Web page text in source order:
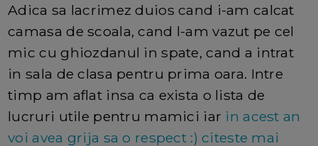
Adica sa lacrimez duios cand i-am calcat
camasa de scoala, cand l-am vazut pe cel
mic cu ghiozdanul in spate, cand a intrat
in sala de clasa pentru prima oara. Intre
timp am aflat insa ca exista o lista de
lucruri utile pentru mamici iar in acest an
voi avea grija sa o respect :) citeste mai